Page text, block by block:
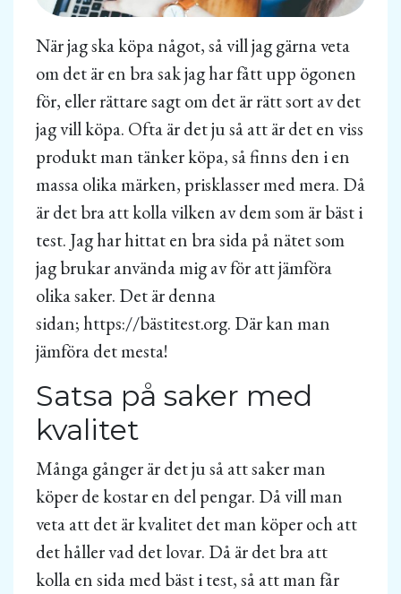
När jag ska köpa något, så vill jag gärna veta
om det är en bra sak jag har fått upp ögonen
för, eller rättare sagt om det är rätt sort av det
jag vill köpa. Ofta är det ju så att är det en viss
produkt man tänker köpa, så finns den i en
massa olika märken, prisklasser med mera. Då
är det bra att kolla vilken av dem som är bäst i
test. Jag har hittat en bra sida på nätet som
jag brukar använda mig av för att jämföra
olika saker. Det är denna
sidan; https://bästitest.org. Där kan man
jämföra det mesta!
Satsa på saker med
kvalitet
Många gånger är det ju så att saker man
köper de kostar en del pengar. Då vill man
veta att det är kvalitet det man köper och att
det håller vad det lovar. Då är det bra att
kolla en sida med bäst i test, så att man får